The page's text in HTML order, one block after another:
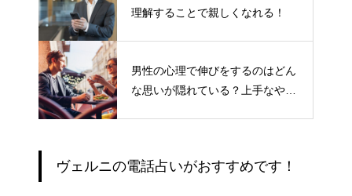
理解することで親しくなれる！
男性の心理で伸びをするのはどん
な思いが隠れている？上手なやり
ヴェルニの電話占いがおすすめです！